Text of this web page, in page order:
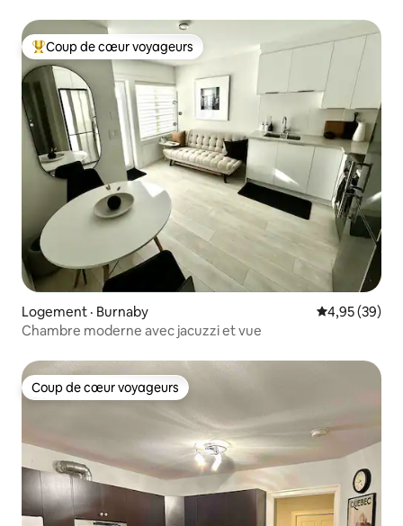
Coup de cœur voyageurs parmi les plus aimés
Coup de cœur voyageurs
Logement · Burnaby Note
4,95 (39)
Chambre moderne avec jacuzzi et vue
Coup de cœur voyageurs
Coup de cœur voyageurs